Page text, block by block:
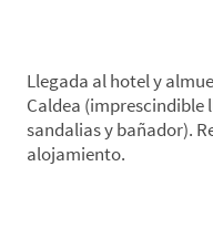
Llegada al hotel y
Caldea (imprescindible
sandalias y bañador).
alojamiento.